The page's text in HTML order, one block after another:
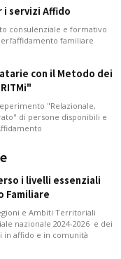
i servizi Affido
consulenziale e formativo
familiare
con il Metodo dei
"Relazionale,
di persone disponibili e
i livelli essenziali
Familiare
e Ambiti Territoriali
nazionale 2024-2026 e dei
in affido e in comunità